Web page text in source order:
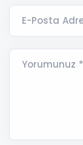
E-Posta
Yorumunuz *